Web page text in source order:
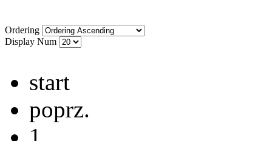
Ordering
Display Num
start
poprz.